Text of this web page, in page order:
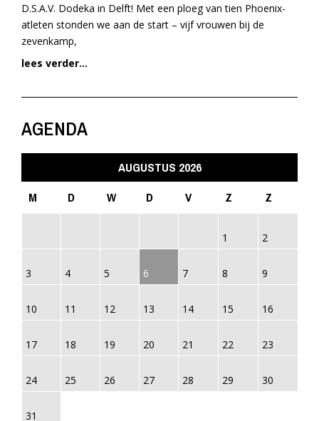
D.S.A.V. Dodeka in Delft! Met een ploeg van tien Phoenix-
atleten stonden we aan de start – vijf vrouwen bij de
zevenkamp,
lees verder...
AGENDA
AUGUSTUS 2026
M
D W D V Z Z
1 2
3 4 5 6 7 8 9
10 11 12 13 14 15 16
17 18 19 20 21 22 23
24 25 26 27 28 29 30
31